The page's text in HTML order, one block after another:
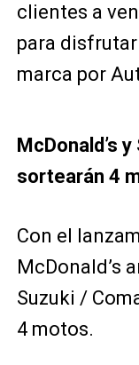
clientes a
para
marca por
McDonald’s
sortearán 4
Con el
McDonald’s
Suzuki /
4 motos.